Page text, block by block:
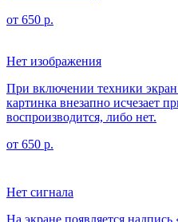
от 650 р.
Нет изображения
При включении техники
картинка внезапно исчезает
воспроизводится, либо нет.
от 650 р.
Нет сигнала
На экране появляется